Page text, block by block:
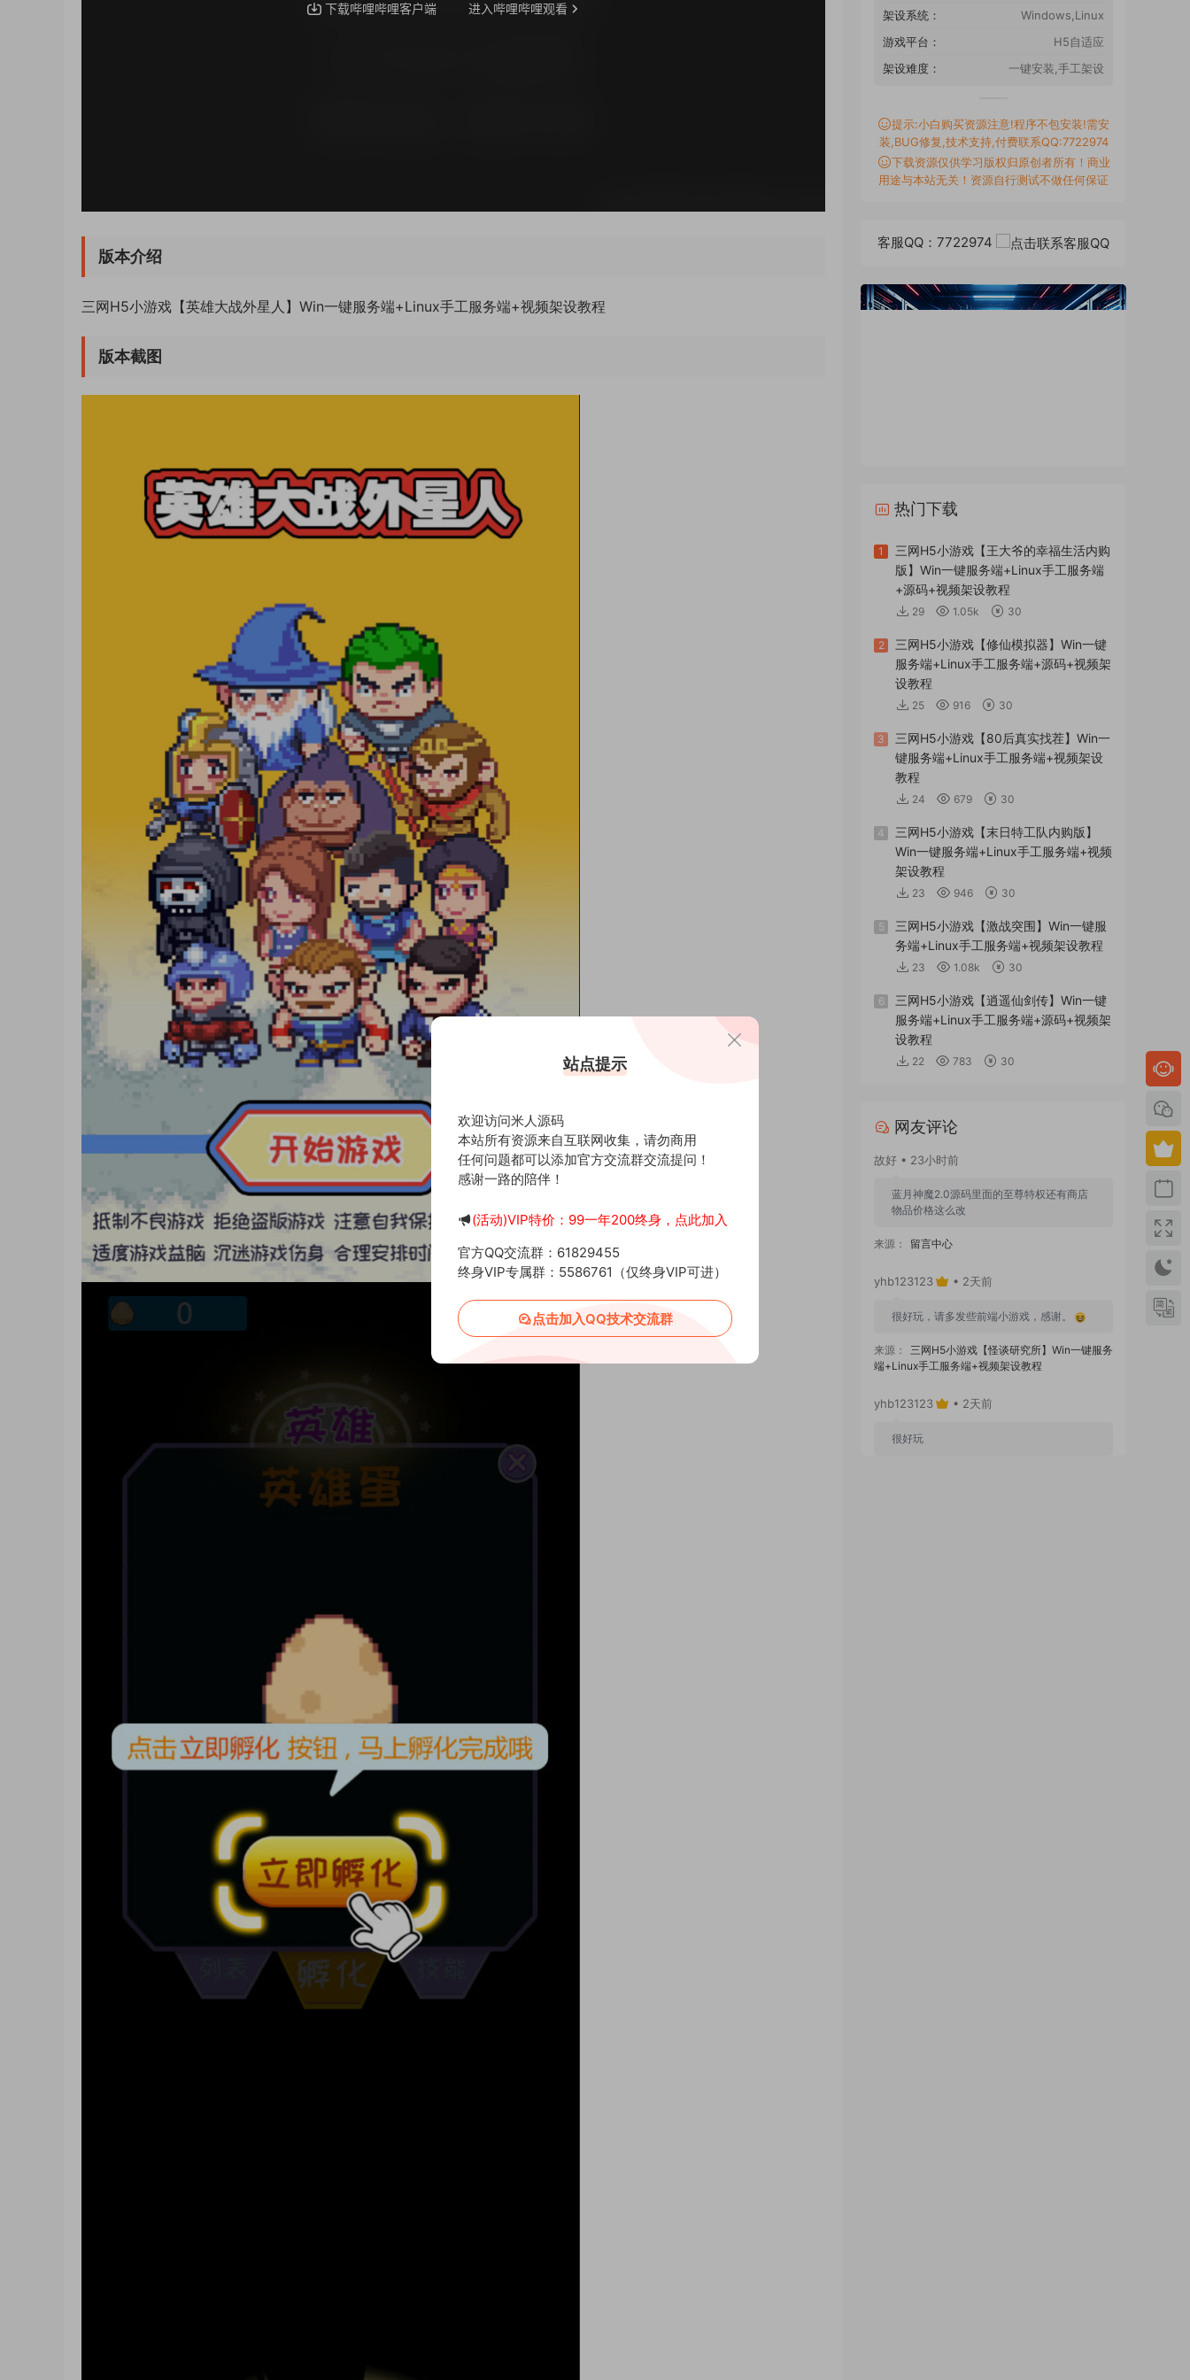
版本介绍
三网H5小游戏【英雄大战外星人】Win一键服务端+Linux手工服务端+视频架设教程
版本截图
架设系统：
Windows,Linux
游戏平台：
H5自适应
架设难度：
一键安装,手工架设
提示:小白购买资源注意!程序不包安装!需安
装,BUG修复,技术支持,付费联系QQ:7722974
下载资源仅供学习版权归原创者所有！商业
用途与本站无关！资源自行测试不做任何保证
客服QQ：7722974
热门下载
1
三网H5小游戏【王大爷的幸福生活内购
版】Win一键服务端+Linux手工服务端
+源码+视频架设教程
29 1.05k 30
2
三网H5小游戏【修仙模拟器】Win一键
服务端+Linux手工服务端+源码+视频架
设教程
25 916 30
3
三网H5小游戏【80后真实找茬】Win一
键服务端+Linux手工服务端+视频架设
教程
24 679 30
4
三网H5小游戏【末日特工队内购版】
Win一键服务端+Linux手工服务端+视频
架设教程
23 946 30
5
三网H5小游戏【激战突围】Win一键服
务端+Linux手工服务端+视频架设教程
23 1.08k 30
6
三网H5小游戏【逍遥仙剑传】Win一键
服务端+Linux手工服务端+源码+视频架
设教程
22 783 30
网友评论
故好 • 23小时前
蓝月神魔2.0源码里面的至尊特权还有商店
物品价格这么改
来源： 留言中心
yhb123123 • 2天前
很好玩，请多发些前端小游戏，感谢。
来源：
三网H5小游戏【怪谈研究所】Win一键服务
端+Linux手工服务端+视频架设教程
yhb123123 • 2天前
很好玩
站点提示
欢迎访问米人源码
本站所有资源来自互联网收集，请勿商用
任何问题都可以添加官方交流群交流提问！
感谢一路的陪伴！
(活动)VIP特价：99一年200终身，点此加入
官方QQ交流群：61829455
终身VIP专属群：5586761（仅终身VIP可进）
点击加入QQ技术交流群